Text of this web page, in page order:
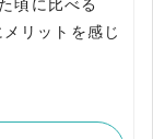
頃に比べる
リットを感じ